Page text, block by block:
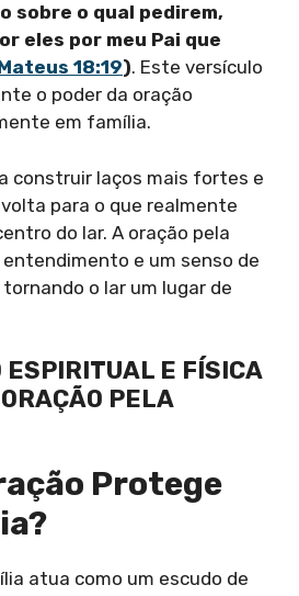
sobre o qual pedirem,
eles por meu Pai que
18:19). Este versículo
o poder da oração
em família.
construir laços mais fortes e
para o que realmente
do lar. A oração pela
e um senso de
o lar um lugar de
ESPIRITUAL E FÍSICA
PELA
Protege
atua como um escudo de